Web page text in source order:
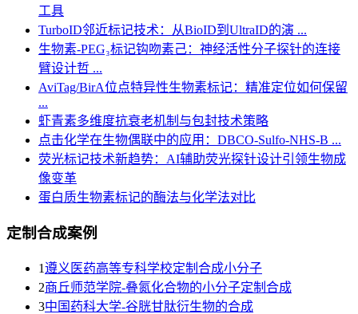
工具
TurboID邻近标记技术：从BioID到UltraID的演 ...
生物素-PEG₃标记钩吻素己：神经活性分子探针的连接
臂设计哲 ...
AviTag/BirA位点特异性生物素标记：精准定位如何保留
...
虾青素多维度抗衰老机制与包封技术策略
点击化学在生物偶联中的应用：DBCO-Sulfo-NHS-B ...
荧光标记技术新趋势：AI辅助荧光探针设计引领生物成
像变革
蛋白质生物素标记的酶法与化学法对比
定制合成案例
1遵义医药高等专科学校定制合成小分子
2商丘师范学院-叠氮化合物的小分子定制合成
3​中国药科大学-谷胱甘肽衍生物的合成